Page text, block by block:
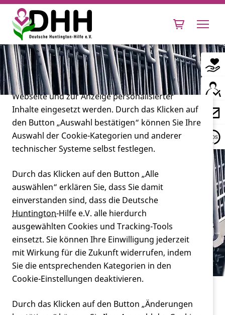
Leben mit Huntington
Forschung
Miteinander
Verein
Service
Shop
Cookie-Einstellungen
Diese Webseite setzt verschiedene Cookies und
Tracking-Tools ein. Dies beinhaltet Cookies und
Tracking-Tools, die für den Betrieb der Webseite
technisch notwendig sind, die zu statistischen
Zwecken sowie zur besseren Bedienbarkeit der
Webseite und zur Anzeige personalisierter
Inhalte eingesetzt werden. Durch das Klicken auf
den Button „Auswahl bestätigen“ können Sie Ihre
Auswahl der Cookie-Kategorien und anderer
technischer Systeme selbst festlegen.
Durch das Klicken auf den Button „Alle
auswählen“ erklären Sie, dass Sie damit
einverstanden sind, dass die Deutsche
Huntington-Hilfe e.V. alle hierdurch
ausgewählten Cookies und Tracking-Tools
einsetzt. Sie können Ihre Einwilligung jederzeit
mit Wirkung für die Zukunft widerrufen, indem
Sie die entsprechenden Kategorien in den
Cookie-Einstellungen deaktivieren.
Durch das Klicken auf den Button „Änderungen